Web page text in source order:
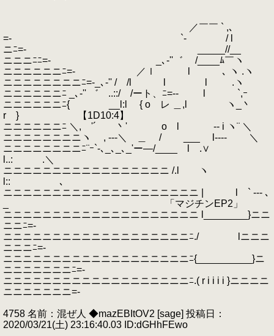
／￣￣ ` ,､
=- `- / l
ニﾆ=- _____//__
ニニニﾆﾆ=- _､‐''゛ /____ﾑ￣ヽ
ニニニニニニﾆ=- ／ｌ l ､ ヽ .ヽ
ニニニニニニニニﾆ=-_､‐'' / /l l l .ヽ
ニニニニニニﾆ _､‐'' ゛ ..::/ /ート、ﾆ=-- l `,ｰ
ニニニニニニﾆ{ __l:l { o レ ＿,l ヽ_丶
r } 【1D10:4】
ニニニニニニﾆ ＼, '´ 丶' o l -- i ヽ¨ ＼
ニニニニニニニニヽ , ---＼ ＿ / ___ l---- ＼
ニニニニニニニニﾆ¨ｰ`-､_､_､_'ー―/____ l .∨
l..: .＼
ニニニニニニニニニニニニニニニニニ /.l ヽ
l:: ､
ニニニニニニニニニニニニニニニニニニニニ | l ` --- ､
_ 「マジチンEP2」
ニニニニニニニニニニニニニニニニニニニニ l________}ニニ
ニニﾆ=-
ニニニニニニニニニニニニニニニニニニニﾆ./ lニニニ
ニニニﾆ=-
ニニニニニニニニニニニニニニニニニニニﾆ{__________}ニ
ニニニニニニニﾆ=-
ニニニニニニニニニニニニニニニニニニニﾆ.( r i i i i }ニニニニ
ニニニニニニニ=-
4758 名前：混ぜ人 ◆mazEBItOV2 [sage] 投稿日：
2020/03/21(土) 23:16:40.03 ID:dGHhFEwo